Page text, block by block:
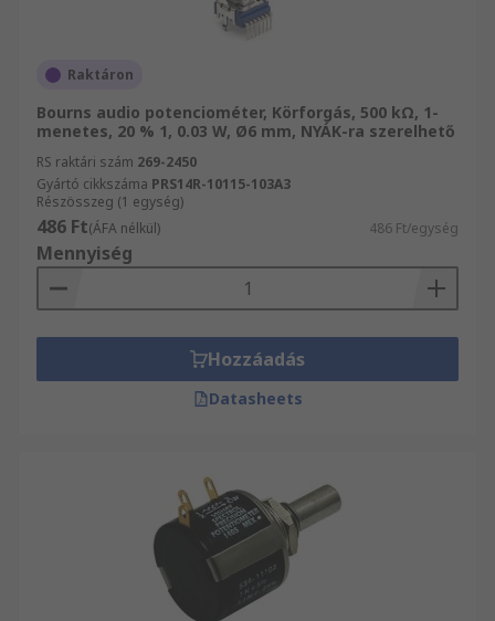
Raktáron
Bourns audio potenciométer, Körforgás, 500 kΩ, 1-
menetes, 20 % 1, 0.03 W, Ø6 mm, NYÁK-ra szerelhető
RS raktári szám 269-2450
Gyártó cikkszáma PRS14R-10115-103A3
Részösszeg (1 egység)
486 Ft(ÁFA nélkül) 486 Ft/egység
Mennyiség
Hozzáadás
Datasheets